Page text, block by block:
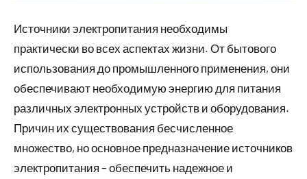
Источники электропитания необходимы
практически во всех аспектах жизни. От бытового
использования до промышленного применения, они
обеспечивают необходимую энергию для питания
различных электронных устройств и оборудования.
Причин их существования бесчисленное
множество, но основное предназначение источников
электропитания – обеспечить надежное и